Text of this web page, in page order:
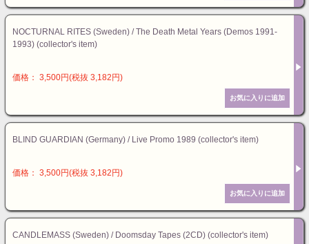
NOCTURNAL RITES (Sweden) / The Death Metal Years (Demos 1991-
1993) (collector's item)
価格： 3,500円(税抜 3,182円)
BLIND GUARDIAN (Germany) / Live Promo 1989 (collector's item)
価格： 3,500円(税抜 3,182円)
CANDLEMASS (Sweden) / Doomsday Tapes (2CD) (collector's item)